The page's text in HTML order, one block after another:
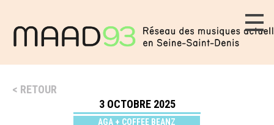
RETOUR
3 OCTOBRE 2025
AGA + COFFEE BEANZ